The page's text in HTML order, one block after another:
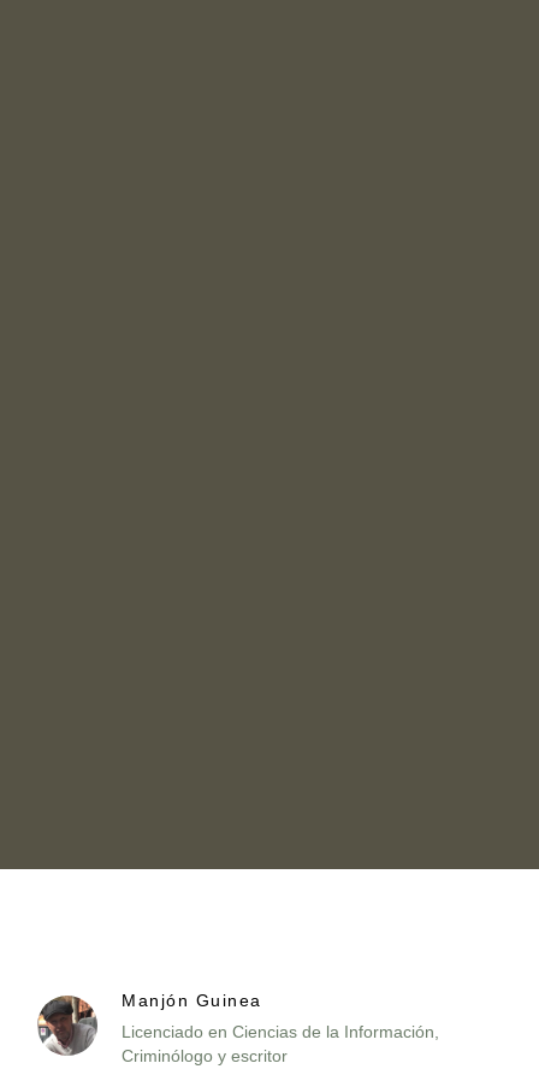
Manjón Guinea
Licenciado en Ciencias de la Información,
Criminólogo y escritor